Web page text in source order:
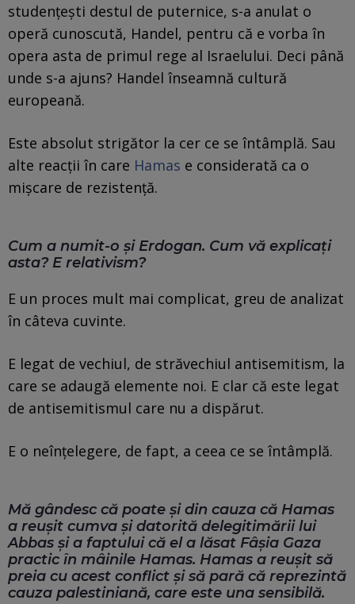
studențești destul de puternice, s-a anulat o
operă cunoscută, Handel, pentru că e vorba în
opera asta de primul rege al Israelului. Deci până
unde s-a ajuns? Handel înseamnă cultură
europeană.
Este absolut strigător la cer ce se întâmplă. Sau
alte reacții în care Hamas e considerată ca o
mișcare de rezistență.
Cum a numit-o și Erdogan. Cum vă explicați
asta? E relativism?
E un proces mult mai complicat, greu de analizat
în câteva cuvinte.
E legat de vechiul, de străvechiul antisemitism, la
care se adaugă elemente noi. E clar că este legat
de antisemitismul care nu a dispărut.
E o neînțelegere, de fapt, a ceea ce se întâmplă.
Mă gândesc că poate și din cauza că Hamas
a reușit cumva și datorită delegitimării lui
Abbas și a faptului că el a lăsat Fâșia Gaza
practic în mâinile Hamas. Hamas a reușit să
preia cu acest conflict și să pară că reprezintă
cauza palestiniană, care este una sensibilă.